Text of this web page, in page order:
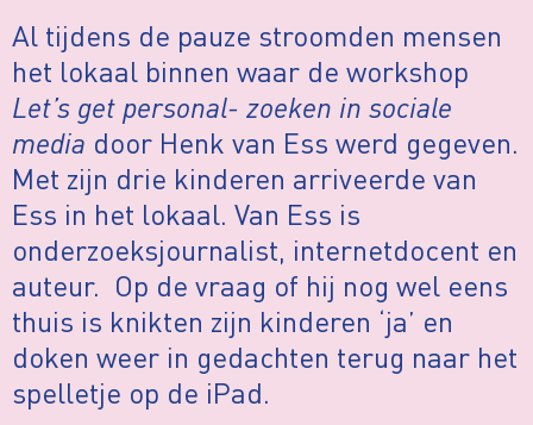
Al tijdens de pauze stroomden mensen
het lokaal binnen waar de workshop
Let’s get personal- zoeken in sociale
media door Henk van Ess werd gegeven.
Met zijn drie kinderen arriveerde van
Ess in het lokaal. Van Ess is
onderzoeksjournalist, internetdocent en
auteur. Op de vraag of hij nog wel eens
thuis is knikten zijn kinderen ‘ja’ en
doken weer in gedachten terug naar het
spelletje op de iPad.